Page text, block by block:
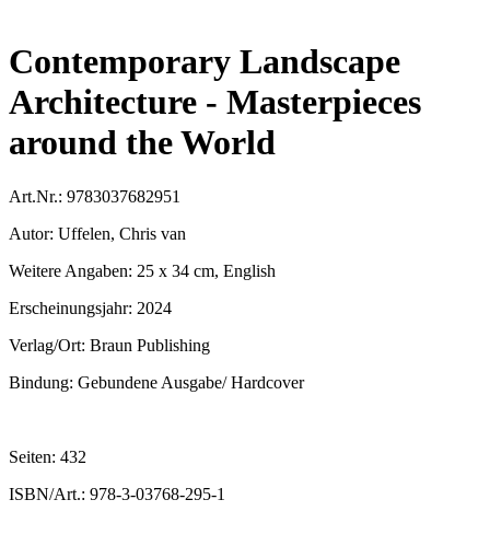
Contemporary Landscape
Architecture - Masterpieces
around the World
Art.Nr.: 9783037682951
Autor: Uffelen, Chris van
Weitere Angaben: 25 x 34 cm, English
Erscheinungsjahr: 2024
Verlag/Ort: Braun Publishing
Bindung: Gebundene Ausgabe/ Hardcover
Seiten: 432
ISBN/Art.: 978-3-03768-295-1